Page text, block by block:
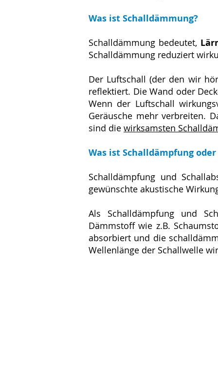
Was ist Schalldämmung?
Schalldämmung bedeutet,
Schalldämmung reduziert
Der Luftschall (der den wir
reflektiert. Die Wand oder
Wenn der Luftschall
Geräusche mehr verbreiten.
sind die wirksamsten
Was ist Schalldämpfung
Schalldämpfung und
gewünschte akustische
Als Schalldämpfung und
Dämmstoff wie z.B.
absorbiert und die
Wellenlänge der Schallwelle